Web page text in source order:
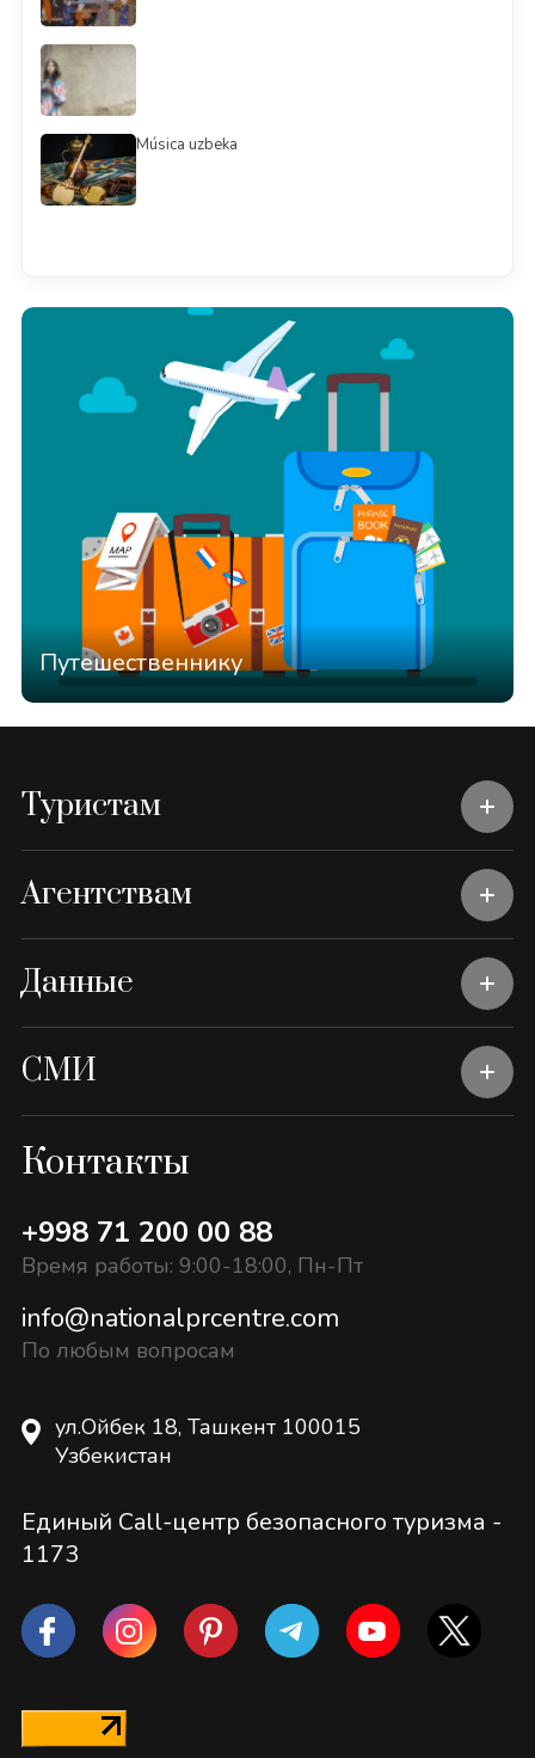
Música uzbeka
Путешественнику
Туристам
Агентствам
Данные
СМИ
Контакты
+998 71 200 00 88
Время работы: 9:00-18:00, Пн-Пт
info@nationalprcentre.com
По любым вопросам
ул.Ойбек 18, Ташкент 100015
Узбекистан
Единый Call-центр безопасного туризма -
1173